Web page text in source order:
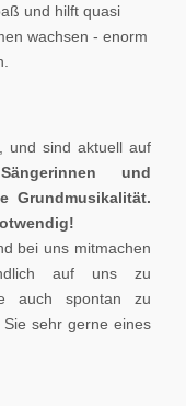
und hilft quasi
wachsen - enorm
und sind aktuell auf
und
Grundmusikalität.
bei uns mitmachen
auf uns zu
auch spontan zu
sehr gerne eines